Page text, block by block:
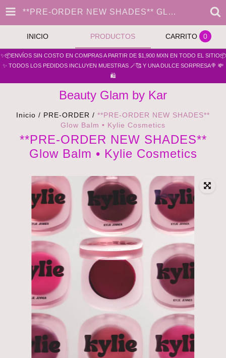
**PRE-ORDER NEW SHADES** GLOW BALM • KYLIE COSMETICS
INICIO PRODUCTOS CARRITO 0
✨📦ENVÍOS SIN COSTO EN COMPRAS A PARTIR DE $1,900 MXN EN TODO EL SITIO📦
✨ TODOS LOS PEDIDOS INCLUYEN MUESTRAS 🪄🥰 Y UNA DULCE SORPRESA🍭 💸
🛍️
Beauty Glam by Kar
Inicio / PRE-ORDER / **PRE-ORDER NEW SHADES**
Glow Balm • Kylie Cosmetics
**PRE-ORDER NEW SHADES**
Glow Balm • Kylie Cosmetics